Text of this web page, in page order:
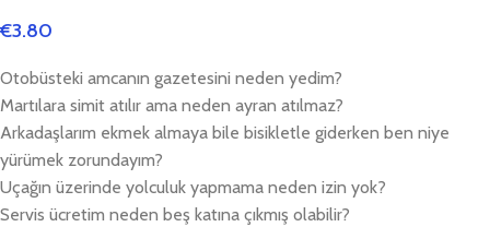
€3.80
Otobüsteki amcanın gazetesini neden yedim?
Martılara simit atılır ama neden ayran atılmaz?
Arkadaşlarım ekmek almaya bile bisikletle giderken ben niye
yürümek zorundayım?
Uçağın üzerinde yolculuk yapmama neden izin yok?
Servis ücretim neden beş katına çıkmış olabilir?